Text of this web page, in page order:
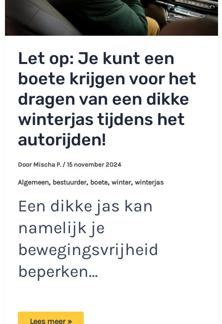
Let op: Je kunt een
boete krijgen voor het
dragen van een dikke
winterjas tijdens het
autorijden!
Door Mischa P. / 15 november 2024
Algemeen, bestuurder, boete, winter, winterjas
Een dikke jas kan
namelijk je
bewegingsvrijheid
beperken…
Let
Lees meer »